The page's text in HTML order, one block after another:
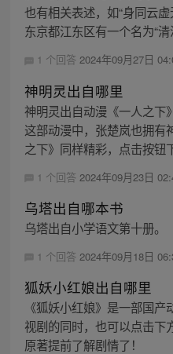
也有相关表述，如“身同云
东京都江东区有一个名为“
1 个回答 2024年09月27日
神明灵出自哪里
神明灵出自动漫《一人之下
这部动漫中，张楚岚也拥有
之下》同样精彩，点击按钮
1 个回答 2024年09月23日
乌塔出自哪本书
乌塔出自小学语文第十册。
1 个回答 2024年09月18日
狐妖小红娘出自哪里
《狐妖小红娘》是一部国
视剧的同时，也可以点击下
原著提前了解剧情了！